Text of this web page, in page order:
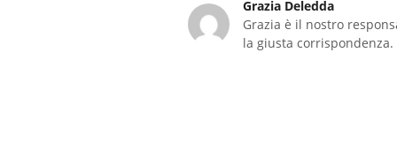
Grazia Deledda
Grazia è il nostro
la giusta